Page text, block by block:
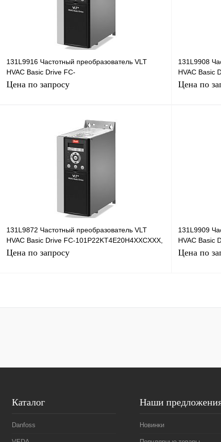
131L9916 Частотный преобразователь VLT
HVAC Basic Drive FC-
101P90KT4E20H2XXCXXXS, 90кВт, 380В
Цена по запросу
Запросить цену
131L9908
HVAC Basic
Цена по
131L9872 Частотный преобразователь VLT
HVAC Basic Drive FC-101P22KT4E20H4XXCXXX,
22кВт, 380В
Цена по запросу
Запросить цену
131L9909
HVAC Basic
Цена по
Каталог
Danfoss
Наши
Новинки